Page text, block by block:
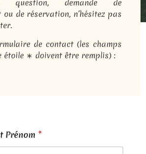
question, demande de
ou de réservation, n’hésitez pas
de contact (les champs
étoile ∗ doivent être remplis) :
Prénom *